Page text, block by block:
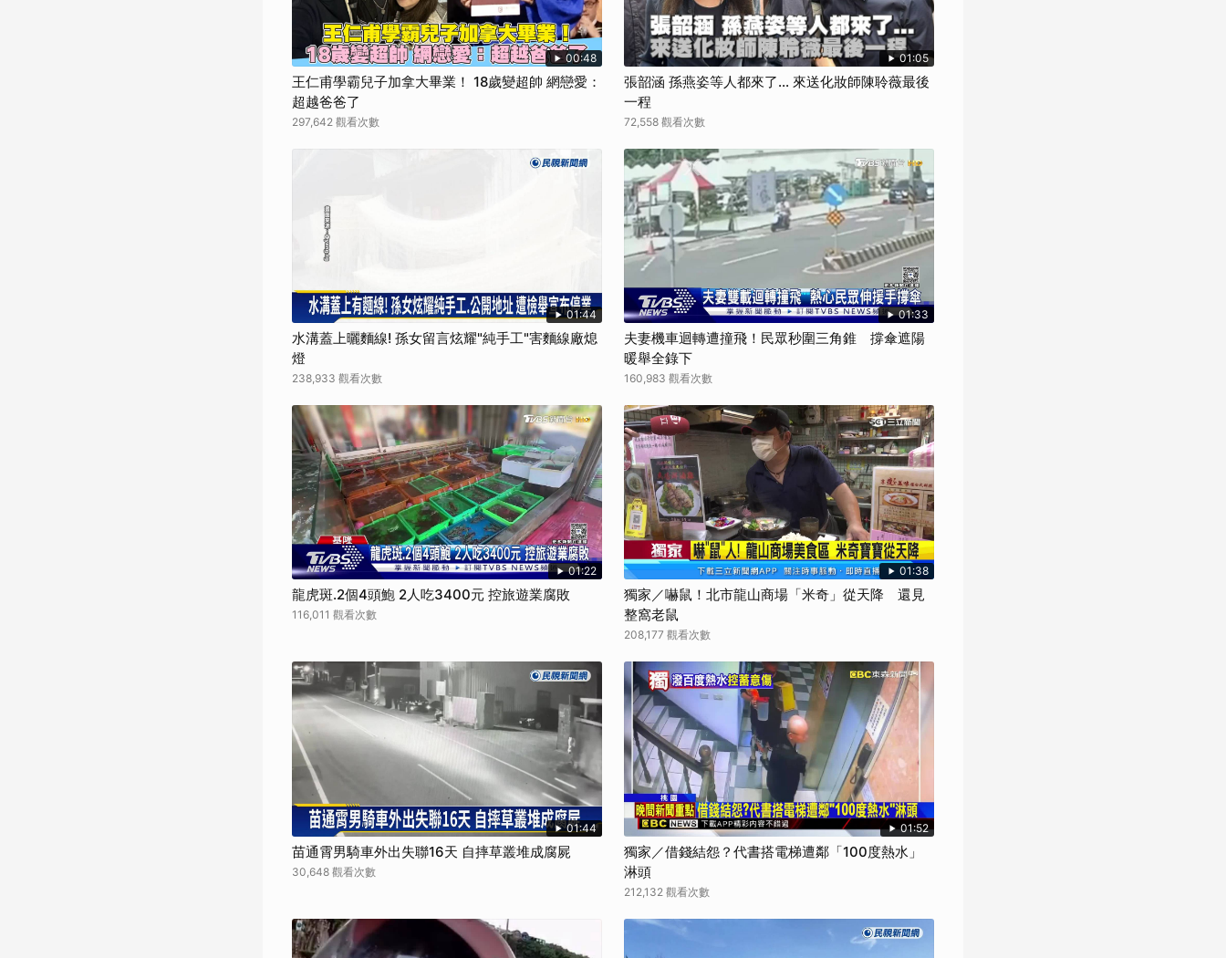
00:48
王仁甫學霸兒子加拿大畢業！ 18歲變超帥 網戀愛：
超越爸爸了
297,642 觀看次數
01:05
張韶涵 孫燕姿等人都來了... 來送化妝師陳聆薇最後
一程
72,558 觀看次數
01:44
水溝蓋上曬麵線! 孫女留言炫耀"純手工"害麵線廠熄
燈
238,933 觀看次數
01:33
夫妻機車迴轉遭撞飛！民眾秒圍三角錐 撐傘遮陽
暖舉全錄下
160,983 觀看次數
01:22
龍虎斑.2個4頭鮑 2人吃3400元 控旅遊業腐敗
116,011 觀看次數
01:38
獨家／嚇鼠！北市龍山商場「米奇」從天降 還見
整窩老鼠
208,177 觀看次數
01:44
苗通霄男騎車外出失聯16天 自摔草叢堆成腐屍
30,648 觀看次數
01:52
獨家／借錢結怨？代書搭電梯遭鄰「100度熱水」
淋頭
212,132 觀看次數